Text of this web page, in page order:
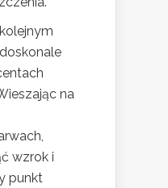
na
wzrok i
punkt